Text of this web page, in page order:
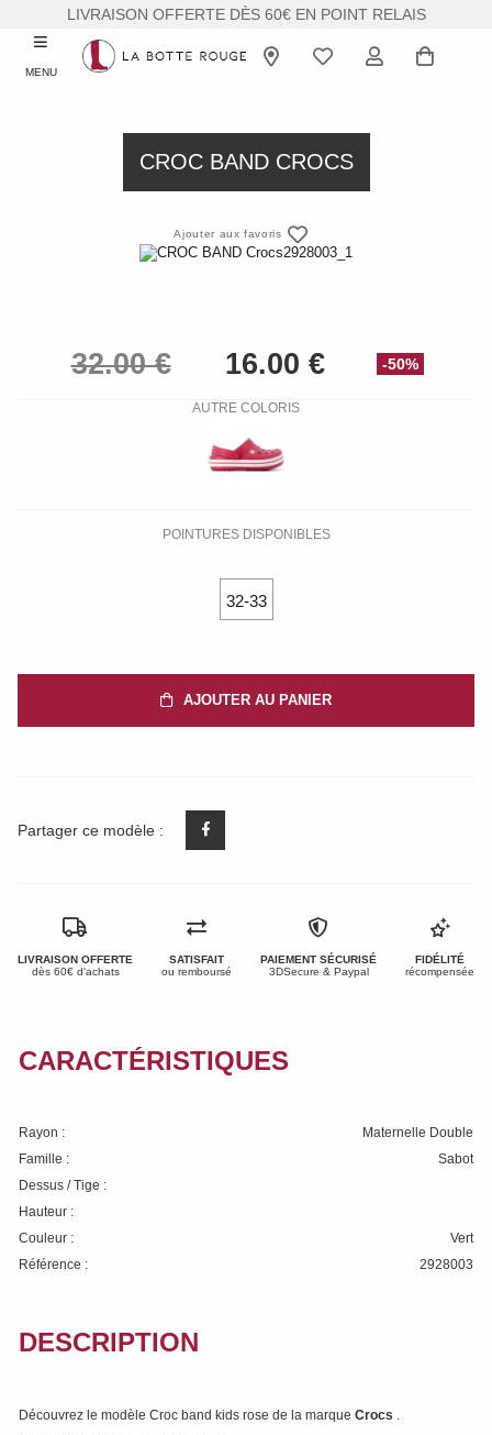
LIVRAISON OFFERTE DÈS 60€ EN POINT RELAIS
MENU
CROC BAND CROCS
Ajouter aux favoris
-50%
AUTRE COLORIS
POINTURES DISPONIBLES
32-33
AJOUTER AU PANIER
Partager ce modèle :
LIVRAISON OFFERTE
dès 60€ d'achats
SATISFAIT
ou remboursé
PAIEMENT SÉCURISÉ
3DSecure & Paypal
FIDÉLITÉ
récompensée
CARACTÉRISTIQUES
Rayon :
Maternelle Double
Famille :
Sabot
Dessus / Tige :
Hauteur :
Couleur :
Vert
Référence :
2928003
DESCRIPTION
Découvrez le modèle Croc band kids rose de la marque Crocs .